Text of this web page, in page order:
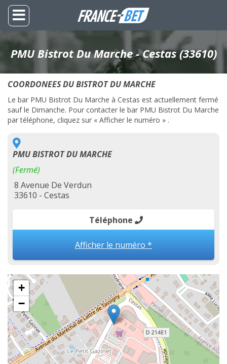
PMU Bistrot Du Marche - Cestas (33610)
COORDONEES DU BISTROT DU MARCHE
Le bar PMU Bistrot Du Marche à Cestas est actuellement fermé
sauf le Dimanche. Pour contacter le bar PMU Bistrot Du Marche
par téléphone, cliquez sur « Afficher le numéro » .
PMU BISTROT DU MARCHE
(Fermé)
8 Avenue De Verdun
33610 - Cestas
Téléphone
Afficher le numéro *
+
−